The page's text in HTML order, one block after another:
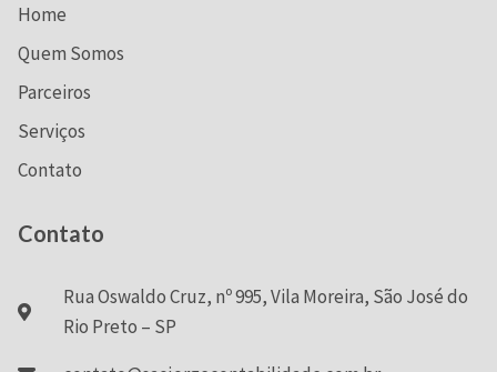
Home
Quem Somos
Parceiros
Serviços
Contato
Contato
Rua Oswaldo Cruz, nº 995, Vila Moreira, São José do
Rio Preto – SP